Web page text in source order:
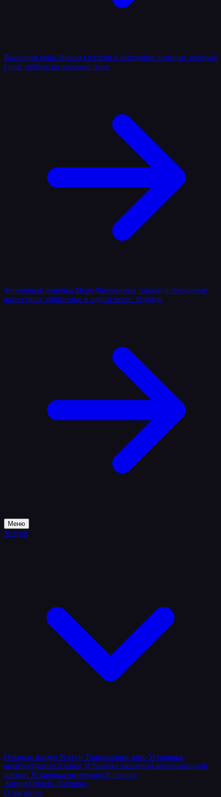
Выгодная цена Уценка Остатки и выгодные позиции, которые
стоит забрать по хорошей цене.
Фирменная линейка Мерч Фирменные товары и брендовые
аксессуары, собранные в одном месте. Одежда
Меню
Услуги
Открыть раздел Услуги Тонирование авто Установка
архитектурных пленок Установка защитной антигравийной
пленки Установка интерьерной пленки
Акции Оплата Доставка
О магазине